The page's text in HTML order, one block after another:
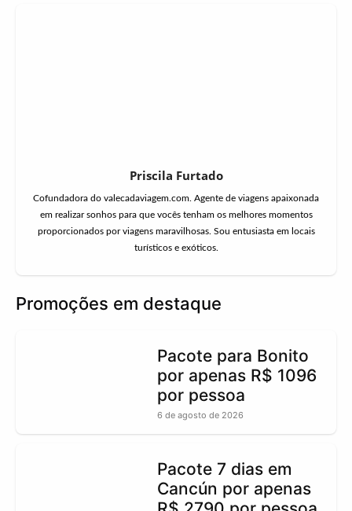
Priscila Furtado
Cofundadora do valecadaviagem.com. Agente de viagens apaixonada
em realizar sonhos para que vocês tenham os melhores momentos
proporcionados por viagens maravilhosas. Sou entusiasta em locais
turísticos e exóticos.
Promoções em destaque
Pacote para Bonito
por apenas R$ 1096
por pessoa
6 de agosto de 2026
Pacote 7 dias em
Cancún por apenas